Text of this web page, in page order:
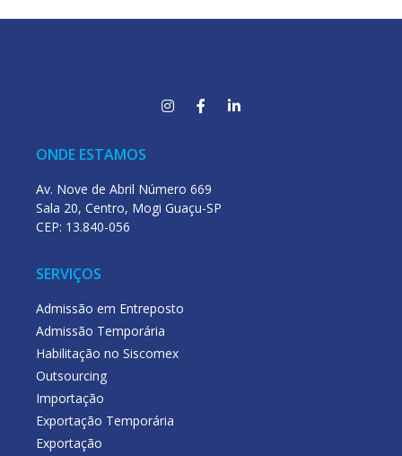
ONDE ESTAMOS
Av. Nove de Abril Número 669
Sala 20, Centro, Mogi Guaçu-SP
CEP: 13.840-056
SERVIÇOS
Admissão em Entreposto
Admissão Temporária
Habilitação no Siscomex
Outsourcing
Importação
Exportação Temporária
Exportação